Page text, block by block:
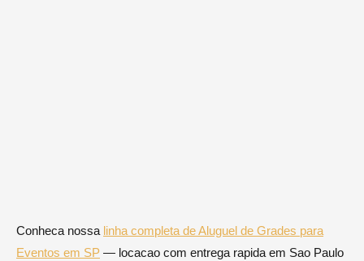
Conheca nossa linha completa de Aluguel de Grades para
Eventos em SP — locacao com entrega rapida em Sao Paulo